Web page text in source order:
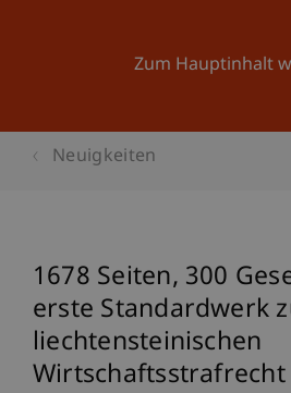
Zum Hauptinhalt
Neuigkeiten
1678 Seiten, 300
erste Standardwerk
liechtensteinischen
Wirtschaftsstrafrecht